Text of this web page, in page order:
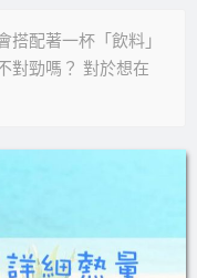
配著一杯「飲料」
對勁嗎？ 對於想在